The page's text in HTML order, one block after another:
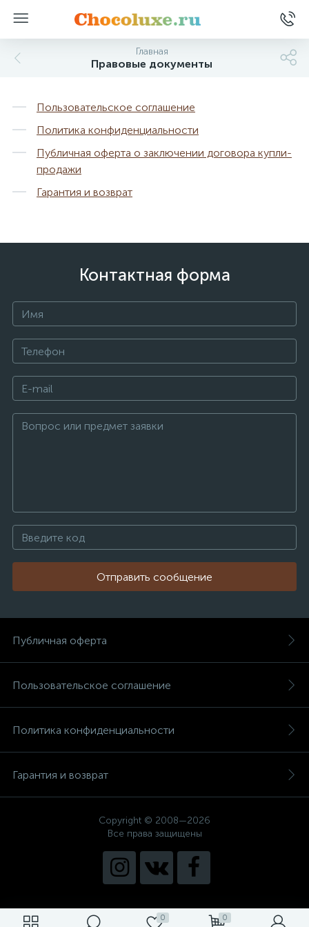
0 0
Главная
Правовые документы
Пользовательское соглашение
Политика конфиденциальности
Публичная оферта о заключении договора купли-
продажи
Гарантия и возврат
Контактная форма
Отправить сообщение
Публичная оферта
Пользовательское соглашение
Политика конфиденциальности
Гарантия и возврат
Copyright © 2008—2026
Все права защищены